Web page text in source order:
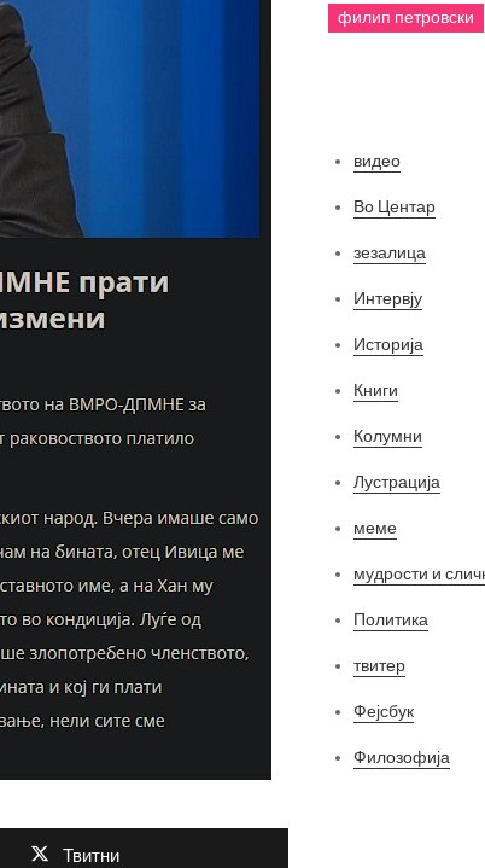
Твитни
филип петровски
видео
Во Центар
зезалица
Интервју
Историја
Книги
Колумни
Лустрација
меме
мудрости и
Политика
твитер
Фејсбук
Филозофија